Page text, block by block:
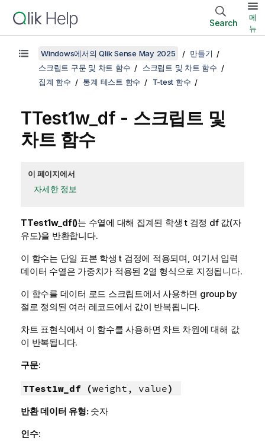
Search
메
뉴
Windows에서의 Qlik Sense May 2025
만들기
스크립트 구문 및 차트 함수
스크립트 및 차트 함수
집계 함수
통계 테스트 함수 T-test 함수
TTest1w_df - 스크립트 및
차트 함수
이 페이지에서
자세한 정보
TTest1w_df()는 수열에 대해 집계된 학생 t 검정 df 값(자
유도)을 반환합니다.
이 함수는 단일 표본 학생 t 검정에 적용되며, 여기서 입력
데이터 수열은 가중치가 적용된 2열 형식으로 지정됩니다.
이 함수를 데이터 로드 스크립트에서 사용하면 group by
절로 정의된 여러 레코드에서 값이 반복됩니다.
차트 표현식에서 이 함수를 사용하면 차트 차원에 대해 값
이 반복됩니다.
구문:
TTest1w_df (weight, value)
반환 데이터 유형: 숫자
인수: